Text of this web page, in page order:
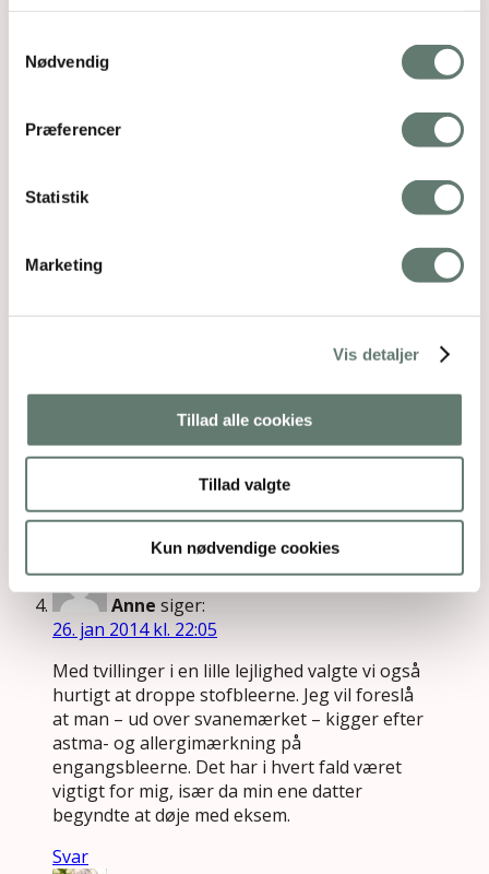
Nødvendig
Præferencer
Statistik
Marketing
Vis detaljer
Tillad alle cookies
Tillad valgte
Kun nødvendige cookies
er andre på få kvadratmeter der er ramt af det
samme dilemma som vi er. Og til dem er
har genlæst) i mine øjne ikke et bud på et
alternativ til stofbleer, men derimod endnu et
hvorfor det bliver så fuldstændig træls at
ton bleaffald, kulsort klimasamvittighed og
babys sarte hud. Plus alle de blepakker, der
Det var den formulering der fik mig til
godt nok være stædig for at læse et alternativ
ud af den… Så selvom min sunde fornuft i lang
tid har sagt mig, at dårligt indeklima var
værre, var jeg nødt til at høre forfatteren bag,
sige det samme…
Anne siger:
26. jan 2014 kl. 22:05
Med tvillinger i en lille lejlighed valgte vi også
hurtigt at droppe stofbleerne. Jeg vil foreslå
at man – ud over svanemærket – kigger efter
astma- og allergimærkning på
engangsbleerne. Det har i hvert fald været
vigtigt for mig, især da min ene datter
begyndte at døje med eksem.
Svar